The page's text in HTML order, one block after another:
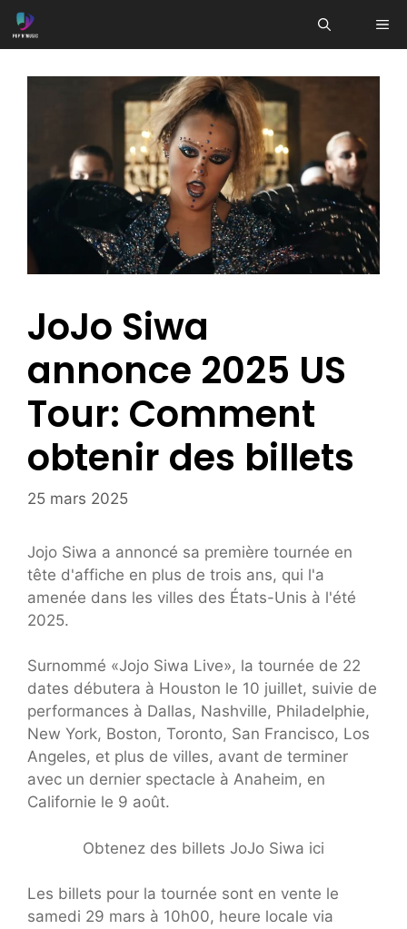
Aller
au
JoJo Siwa
annonce 2025 US
Tour: Comment
obtenir des billets
25 mars 2025
Jojo Siwa a annoncé sa première tournée en
tête d'affiche en plus de trois ans, qui l'a
amenée dans les villes des États-Unis à l'été
2025.
Surnommé «Jojo Siwa Live», la tournée de 22
dates débutera à Houston le 10 juillet, suivie de
performances à Dallas, Nashville, Philadelphie,
New York, Boston, Toronto, San Francisco, Los
Angeles, et plus de villes, avant de terminer
avec un dernier spectacle à Anaheim, en
Californie le 9 août.
Obtenez des billets JoJo Siwa ici
Les billets pour la tournée sont en vente le
samedi 29 mars à 10h00, heure locale via